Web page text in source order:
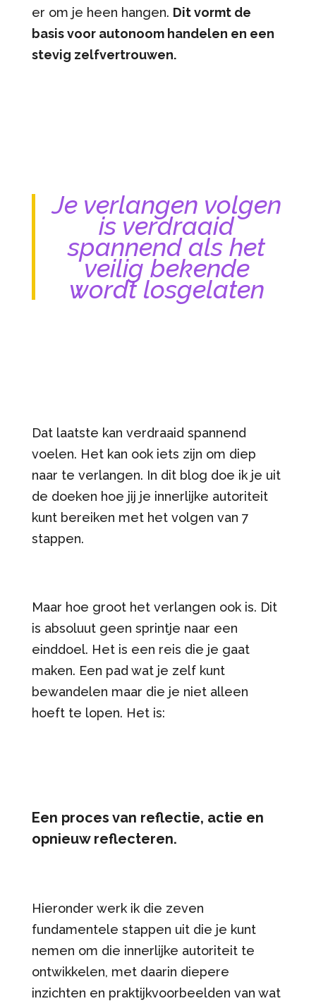
er om je heen hangen. Dit vormt de
basis voor autonoom handelen en een
stevig zelfvertrouwen.
Je verlangen volgen
is verdraaid
spannend als het
veilig bekende
wordt losgelaten
Dat laatste kan verdraaid spannend
voelen. Het kan ook iets zijn om diep
naar te verlangen. In dit blog doe ik je uit
de doeken hoe jij je innerlijke autoriteit
kunt bereiken met het volgen van 7
stappen.
Maar hoe groot het verlangen ook is. Dit
is absoluut geen sprintje naar een
einddoel. Het is een reis die je gaat
maken. Een pad wat je zelf kunt
bewandelen maar die je niet alleen
hoeft te lopen. Het is:
Een proces van reflectie, actie en
opnieuw reflecteren.
Hieronder werk ik die zeven
fundamentele stappen uit die je kunt
nemen om die innerlijke autoriteit te
ontwikkelen, met daarin diepere
inzichten en praktijkvoorbeelden van wat